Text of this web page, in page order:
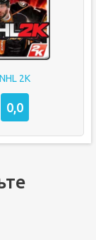
NHL 2K
0,0